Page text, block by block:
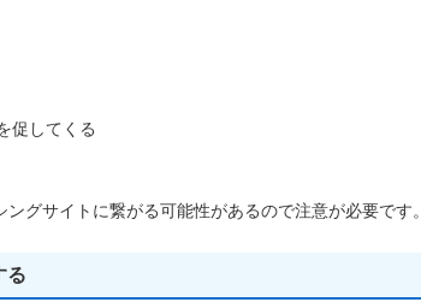
促してくる
グサイトに繋がる可能性があるので注意が必要です。
る